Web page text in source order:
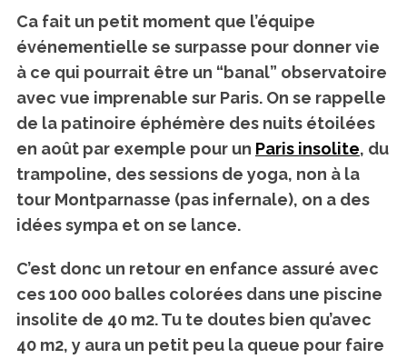
Ca fait un petit moment que l’équipe
événementielle se surpasse pour donner vie
à ce qui pourrait être un “banal” observatoire
avec vue imprenable sur Paris. On se rappelle
de la patinoire éphémère des nuits étoilées
en août par exemple pour un Paris insolite, du
trampoline, des sessions de yoga, non à la
tour Montparnasse (pas infernale), on a des
idées sympa et on se lance.
C’est donc un retour en enfance assuré avec
ces 100 000 balles colorées dans une piscine
insolite de 40 m2. Tu te doutes bien qu’avec
40 m2, y aura un petit peu la queue pour faire